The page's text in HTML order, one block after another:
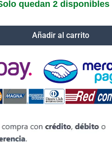
quedan 2 disponibles
Añadir al carrito